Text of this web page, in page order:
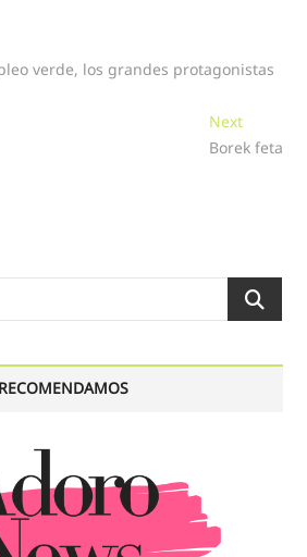
verde, los grandes protagonistas
NextNext
post:
Borek feta
Search
RECOMENDAMOS